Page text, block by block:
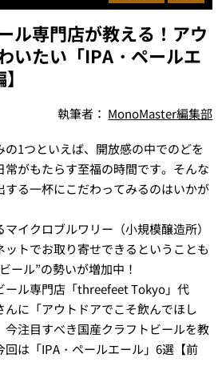
ル専門店が教える！アウ
いたい「IPA・ペールエ
執筆者： MonoMaster編集部
1つといえば、開放感の中でのどを
がもたらす至福の時間です。そんな
する一杯にこだわってみるのはいかが
イクロブルワリー（小規模醸造所）
トでお取り寄せできるということも
ール”の勢いが増加中！
ール専門店「threefeet Tokyo」代
に「アウトドアでこそ飲んでほし
今注目すべき国産クラフトビールを教
回は「IPA・ペールエール」6選【前